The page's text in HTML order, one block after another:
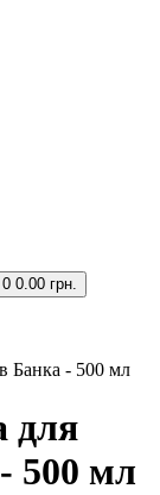
0 0.00 грн.
Банка - 500 мл
для
500 мл